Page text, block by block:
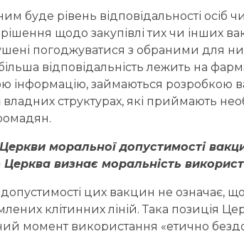
буде рівень відповідальності
щодо закупівлі тих чи інших
погоджуватися з обраними для
відповідальність лежить на
інформацію, займаються розробкою
владних структурах, які приймають
моральної допустимості
визнає моральність
цих вакцин не означає,
клітинних ліній. Така позиція
момент використання «етично